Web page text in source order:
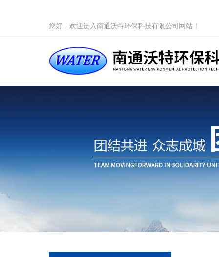
您好，欢迎进入南通沃特环保科技有限公司网站！